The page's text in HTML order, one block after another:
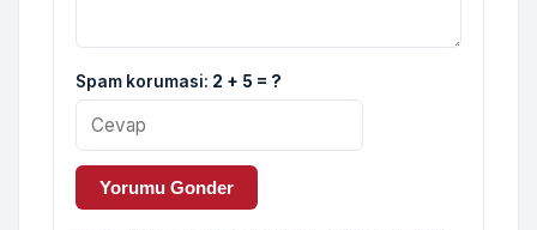
Spam korumasi: 2 + 5 = ?
Yorumu Gonder